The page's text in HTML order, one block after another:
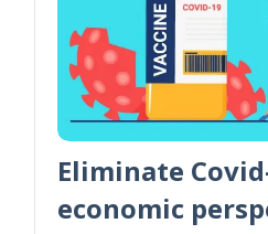
Eliminate
economic